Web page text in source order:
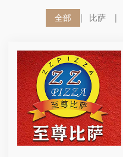
全部 比萨